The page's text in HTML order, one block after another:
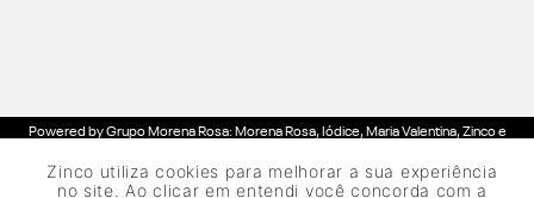
Zinco utiliza cookies para melhorar a sua experiência
no site. Ao clicar em entendi você concorda com a
Powered by Grupo Morena Rosa: Morena Rosa, Iódice, Maria Valentina, Zinco e